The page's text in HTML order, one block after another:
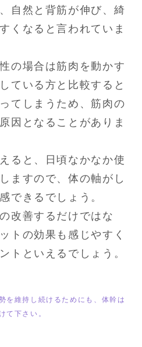
自然と背筋が伸び、綺
くなると言われていま
の場合は筋肉を動かす
ている方と比較すると
てしまうため、筋肉の
因となることがありま
ると、日頃なかなか使
ますので、体の軸がし
できるでしょう。
改善するだけではな
トの効果も感じやすく
トといえるでしょう。
を維持し続けるためにも、体幹は
て下さい。